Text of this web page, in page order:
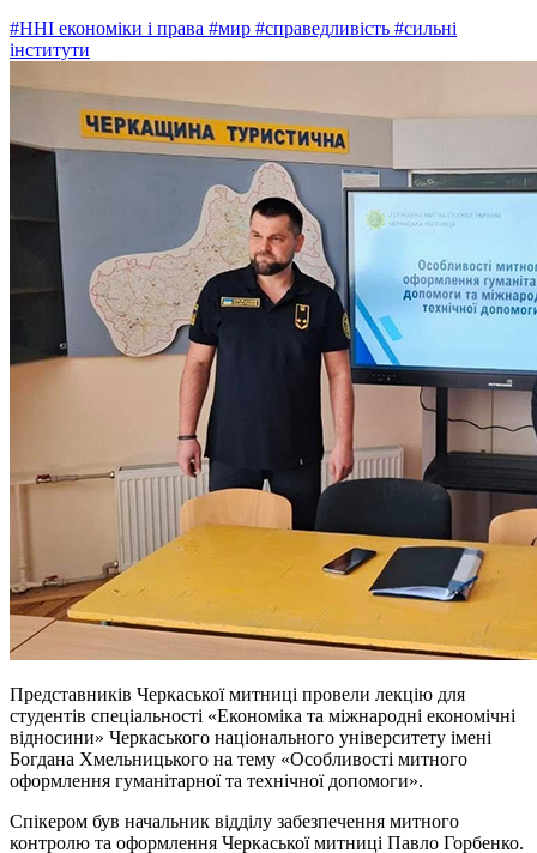
#ННІ економіки і права #мир #справедливість #сильні
інститути
Представників Черкаської митниці провели лекцію для
студентів спеціальності «Економіка та міжнародні економічні
відносини» Черкаського національного університету імені
Богдана Хмельницького на тему «Особливості митного
оформлення гуманітарної та технічної допомоги».
Спікером був начальник відділу забезпечення митного
контролю та оформлення Черкаської митниці Павло Горбенко.